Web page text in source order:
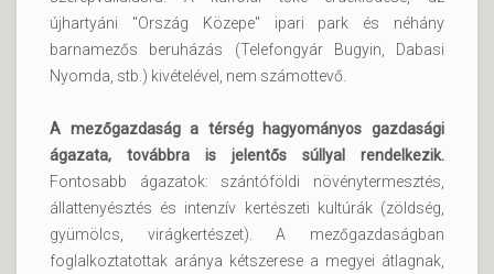
újhartyáni "Ország Közepe" ipari park és néhány
barnamezős beruházás (Telefongyár Bugyin, Dabasi
Nyomda, stb.) kivételével, nem számottevő.
A mezőgazdaság a térség hagyományos gazdasági
ágazata, továbbra is jelentős súllyal rendelkezik.
Fontosabb ágazatok: szántóföldi növénytermesztés,
állattenyésztés és intenzív kertészeti kultúrák (zöldség,
gyümölcs, virágkertészet). A mezőgazdaságban
foglalkoztatottak aránya kétszerese a megyei átlagnak,